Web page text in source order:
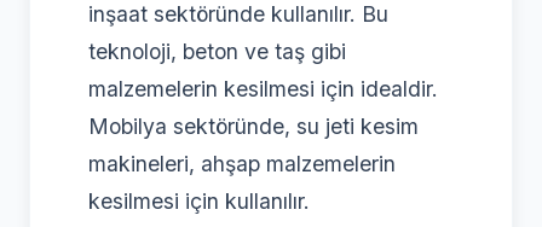
inşaat sektöründe kullanılır. Bu
teknoloji, beton ve taş gibi
malzemelerin kesilmesi için idealdir.
Mobilya sektöründe, su jeti kesim
makineleri, ahşap malzemelerin
kesilmesi için kullanılır.